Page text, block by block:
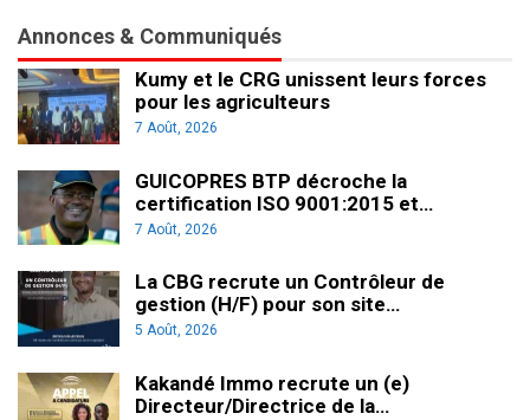
Annonces & Communiqués
Kumy et le CRG unissent leurs forces
pour les agriculteurs
7 Août, 2026
GUICOPRES BTP décroche la
certification ISO 9001:2015 et…
7 Août, 2026
La CBG recrute un Contrôleur de
gestion (H/F) pour son site…
5 Août, 2026
Kakandé Immo recrute un (e)
Directeur/Directrice de la…